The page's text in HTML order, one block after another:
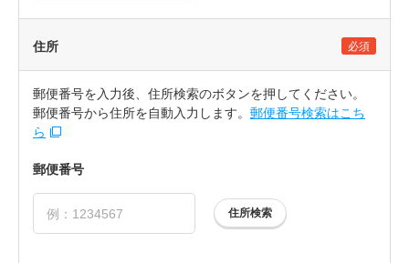
住所 必須
郵便番号を入力後、住所検索のボタンを押してください。
郵便番号から住所を自動入力します。 郵便番号検索はこち
ら
郵便番号
住所検索